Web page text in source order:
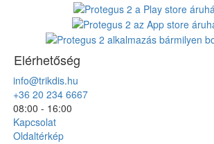
Elérhetőség
info@trikdis.hu
+36 20 234 6667
08:00 - 16:00
Kapcsolat
Oldaltérkép